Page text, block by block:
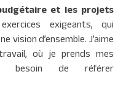
et les projets
exigeants, qui
vision d’ensemble. J’aime
où je prends mes
besoin de référer